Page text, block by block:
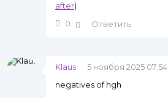
after)
0
Ответить
Klaus
5 ноября 2025 07:54
negatives of hgh